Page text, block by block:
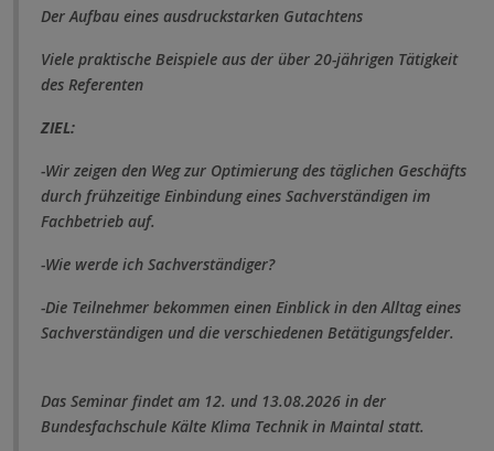
Der Aufbau eines ausdruckstarken Gutachtens
Viele praktische Beispiele aus der über 20-jährigen Tätigkeit
des Referenten
ZIEL:
-Wir zeigen den Weg zur Optimierung des täglichen Geschäfts
durch frühzeitige Einbindung eines Sachverständigen im
Fachbetrieb auf.
-Wie werde ich Sachverständiger?
-Die Teilnehmer bekommen einen Einblick in den Alltag eines
Sachverständigen und die verschiedenen Betätigungsfelder.
Das Seminar findet am 12. und 13.08.2026 in der
Bundesfachschule Kälte Klima Technik in Maintal statt.